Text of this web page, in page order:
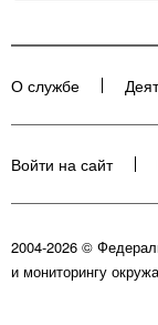
О службе
Войти на сайт
2004-2026 ©
и мониторингу